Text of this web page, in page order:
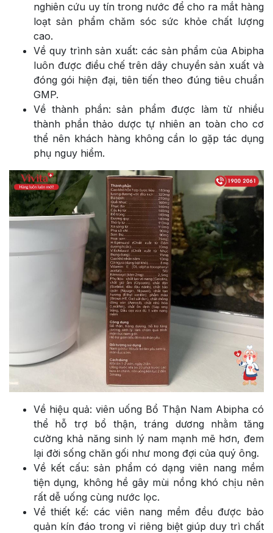
nghiên cứu uy tín trong nước để cho ra mắt hàng
loạt sản phẩm chăm sóc sức khỏe chất lượng
cao.
Về quy trình sản xuất: các sản phẩm của Abipha
luôn được điều chế trên dây chuyền sản xuất và
đóng gói hiện đại, tiên tiến theo đúng tiêu chuẩn
GMP.
Về thành phần: sản phẩm được làm từ nhiều
thành phần thảo dược tự nhiên an toàn cho cơ
thể nên khách hàng không cần lo gặp tác dụng
phụ nguy hiểm.
Về hiệu quả: viên uống Bổ Thận Nam Abipha có
thể hỗ trợ bổ thận, tráng dương nhằm tăng
cường khả năng sinh lý nam mạnh mẽ hơn, đem
lại đời sống chăn gối như mong đợi của quý ông.
Về kết cấu: sản phẩm có dạng viên nang mềm
tiện dụng, không hề gây mùi nồng khó chịu nên
rất dễ uống cùng nước lọc.
Về thiết kế: các viên nang mềm đều được bảo
quản kín đáo trong vỉ riêng biệt giúp duy trì chất